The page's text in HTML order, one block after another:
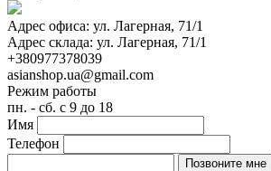
Адрес офиса: ул. Лагерная, 71/1
Адрес склада: ул. Лагерная, 71/1
+380977378039
asianshop.ua@gmail.com
Режим работы
пн. - сб. с 9 до 18
Имя
Телефон